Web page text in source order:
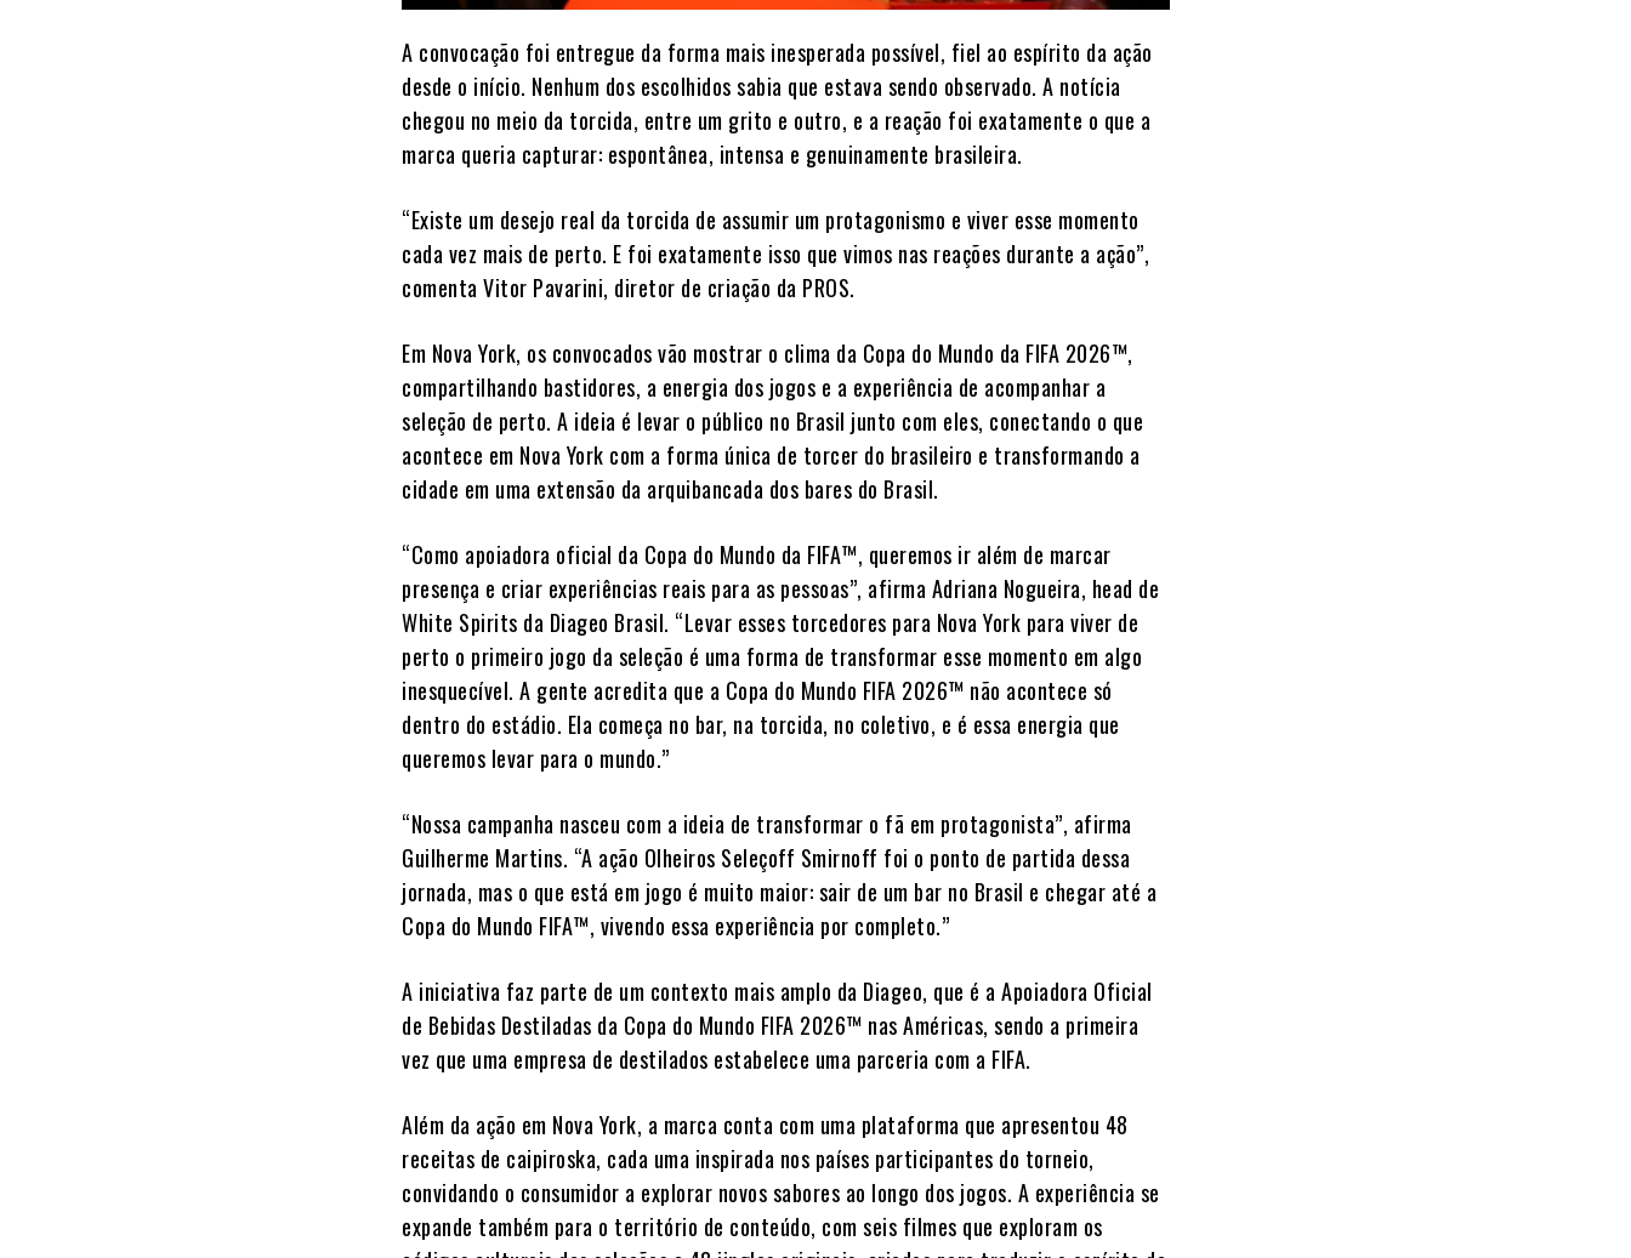
A convocação foi entregue da forma mais inesperada possível, fiel ao espírito da ação
desde o início. Nenhum dos escolhidos sabia que estava sendo observado. A notícia
chegou no meio da torcida, entre um grito e outro, e a reação foi exatamente o que a
marca queria capturar: espontânea, intensa e genuinamente brasileira.
“Existe um desejo real da torcida de assumir um protagonismo e viver esse momento
cada vez mais de perto. E foi exatamente isso que vimos nas reações durante a ação”,
comenta Vitor Pavarini, diretor de criação da PROS.
Em Nova York, os convocados vão mostrar o clima da Copa do Mundo da FIFA 2026™,
compartilhando bastidores, a energia dos jogos e a experiência de acompanhar a
seleção de perto. A ideia é levar o público no Brasil junto com eles, conectando o que
acontece em Nova York com a forma única de torcer do brasileiro e transformando a
cidade em uma extensão da arquibancada dos bares do Brasil.
“Como apoiadora oficial da Copa do Mundo da FIFA™, queremos ir além de marcar
presença e criar experiências reais para as pessoas”, afirma Adriana Nogueira, head de
White Spirits da Diageo Brasil. “Levar esses torcedores para Nova York para viver de
perto o primeiro jogo da seleção é uma forma de transformar esse momento em algo
inesquecível. A gente acredita que a Copa do Mundo FIFA 2026™ não acontece só
dentro do estádio. Ela começa no bar, na torcida, no coletivo, e é essa energia que
queremos levar para o mundo.”
“Nossa campanha nasceu com a ideia de transformar o fã em protagonista”, afirma
Guilherme Martins. “A ação Olheiros Seleçoff Smirnoff foi o ponto de partida dessa
jornada, mas o que está em jogo é muito maior: sair de um bar no Brasil e chegar até a
Copa do Mundo FIFA™, vivendo essa experiência por completo.”
A iniciativa faz parte de um contexto mais amplo da Diageo, que é a Apoiadora Oficial
de Bebidas Destiladas da Copa do Mundo FIFA 2026™ nas Américas, sendo a primeira
vez que uma empresa de destilados estabelece uma parceria com a FIFA.
Além da ação em Nova York, a marca conta com uma plataforma que apresentou 48
receitas de caipiroska, cada uma inspirada nos países participantes do torneio,
convidando o consumidor a explorar novos sabores ao longo dos jogos. A experiência se
expande também para o território de conteúdo, com seis filmes que exploram os